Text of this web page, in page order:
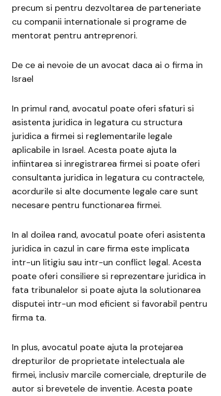
precum si pentru dezvoltarea de parteneriate
cu companii internationale si programe de
mentorat pentru antreprenori.
De ce ai nevoie de un avocat daca ai o firma in
Israel
In primul rand, avocatul poate oferi sfaturi si
asistenta juridica in legatura cu structura
juridica a firmei si reglementarile legale
aplicabile in Israel. Acesta poate ajuta la
infiintarea si inregistrarea firmei si poate oferi
consultanta juridica in legatura cu contractele,
acordurile si alte documente legale care sunt
necesare pentru functionarea firmei.
In al doilea rand, avocatul poate oferi asistenta
juridica in cazul in care firma este implicata
intr-un litigiu sau intr-un conflict legal. Acesta
poate oferi consiliere si reprezentare juridica in
fata tribunalelor si poate ajuta la solutionarea
disputei intr-un mod eficient si favorabil pentru
firma ta.
In plus, avocatul poate ajuta la protejarea
drepturilor de proprietate intelectuala ale
firmei, inclusiv marcile comerciale, drepturile de
autor si brevetele de inventie. Acesta poate